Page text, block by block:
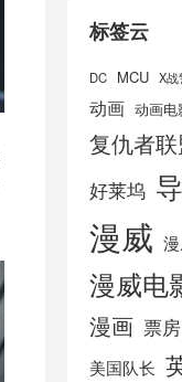
标签云
DC MCU X战
动画 动画电
复仇者联
好莱坞
漫威
漫威电
漫画 票房
美国队长